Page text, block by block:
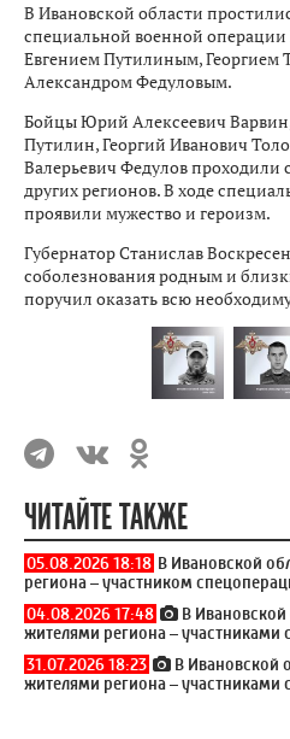
В Ивановской области
специальной военной
Евгением Путилиным, Георгием
Александром Федуловым.
Бойцы Юрий Алексеевич
Путилин, Георгий Иванович
Валерьевич Федулов проходили
других регионов. В ходе
проявили мужество и героизм.
Губернатор Станислав
соболезнования родным и
поручил оказать всю
ЧИТАЙТЕ ТАКЖЕ
05.08.2026 18:18 В Ивановской
региона – участником
04.08.2026 17:48
В Ивановской
жителями региона – участниками
31.07.2026 18:23
В Ивановской
жителями региона – участниками